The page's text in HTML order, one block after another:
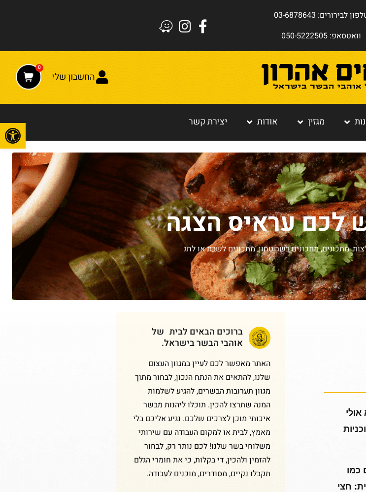
לבירורים: 03-6878643
וואטסאפ: 050-5222505
החשבון שלי
0
מגזין אודות יצירת קשר
,מתכונים,מתכונים בשר טחון,מתכונים לשבת או לחג
כמו
חצי
ברוכים הבאים לבית של
אוהבי הבשר בישראל.
האתר מאפשר לכם לעיין במגוון העצום
שלנו, להתאים את הנתח הנכון, לבחור מתוך
מגוון תערובות הבשרים, להגיע לשלמות
המנה שתרצו להכין. תוכלו ליהנות מבשר
איכותי מוכן לצרכים שלכם. נגיע אליכם בלי
מאמץ, לבית או למקום העבודה עם שירותי
משלוחי בשר שלנו! לכם נותר רק, לבחור
להזמין ולהכין, די בקלות, כי את חומרי הגלם
תקבלו נקיים, מסודרים, מוכנים לעבודה.